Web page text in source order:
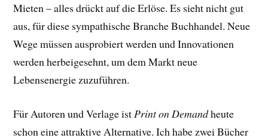
Mieten – alles drückt auf die Erlöse. Es sieht nicht gut
aus, für diese sympathische Branche Buchhandel. Neue
Wege müssen ausprobiert werden und Innovationen
werden herbeigesehnt, um dem Markt neue
Lebensenergie zuzuführen.
Für Autoren und Verlage istPrint on Demandheute
schon eine attraktive Alternative. Ich habe zwei Bücher